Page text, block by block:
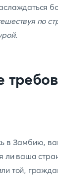
по
.
в Замбию,
ли ваша
той,